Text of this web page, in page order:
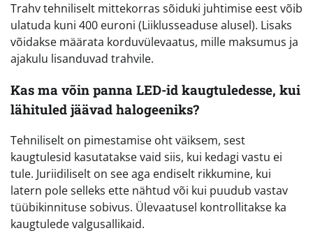
Trahv tehniliselt mittekorras sõiduki juhtimise eest võib
ulatuda kuni 400 euroni (Liiklusseaduse alusel). Lisaks
võidakse määrata korduvülevaatus, mille maksumus ja
ajakulu lisanduvad trahvile.
Kas ma võin panna LED-id kaugtuledesse, kui
lähituled jäävad halogeeniks?
Tehniliselt on pimestamise oht väiksem, sest
kaugtulesid kasutatakse vaid siis, kui kedagi vastu ei
tule. Juriidiliselt on see aga endiselt rikkumine, kui
latern pole selleks ette nähtud või kui puudub vastav
tüübikinnituse sobivus. Ülevaatusel kontrollitakse ka
kaugtulede valgusallikaid.